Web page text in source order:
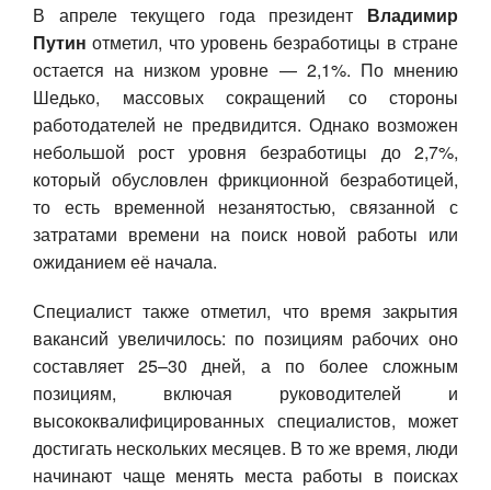
В апреле текущего года президент Владимир
Путин отметил, что уровень безработицы в стране
остается на низком уровне — 2,1%. По мнению
Шедько, массовых сокращений со стороны
работодателей не предвидится. Однако возможен
небольшой рост уровня безработицы до 2,7%,
который обусловлен фрикционной безработицей,
то есть временной незанятостью, связанной с
затратами времени на поиск новой работы или
ожиданием её начала.
Специалист также отметил, что время закрытия
вакансий увеличилось: по позициям рабочих оно
составляет 25–30 дней, а по более сложным
позициям, включая руководителей и
высококвалифицированных специалистов, может
достигать нескольких месяцев. В то же время, люди
начинают чаще менять места работы в поисках